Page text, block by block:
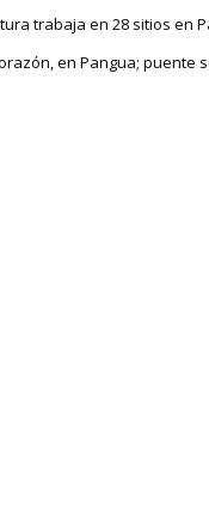
trabaja en 28 sitios en
en Pangua; puente